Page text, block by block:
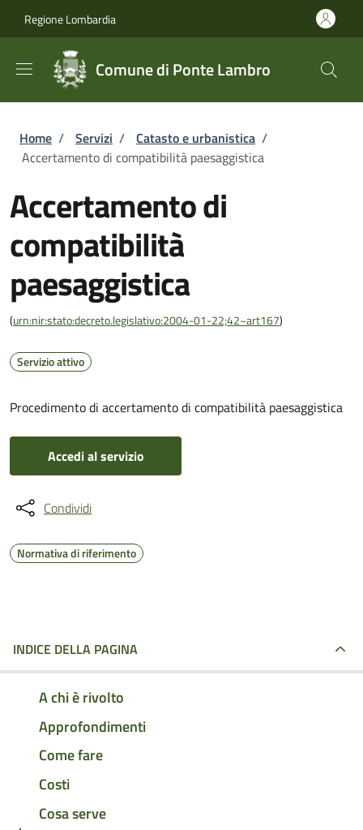
Regione Lombardia
Comune di Ponte Lambro
Briciole di pane
Home / Servizi / Catasto e urbanistica /
Accertamento di compatibilità paesaggistica
Accertamento di
compatibilità
paesaggistica
(urn:nir:stato:decreto.legislativo:2004-01-22;42~art167)
Servizio attivo
Procedimento di accertamento di compatibilità paesaggistica
Accedi al servizio
Condividi
Normativa di riferimento
INDICE DELLA PAGINA
A chi è rivolto
Approfondimenti
Come fare
Costi
Cosa serve